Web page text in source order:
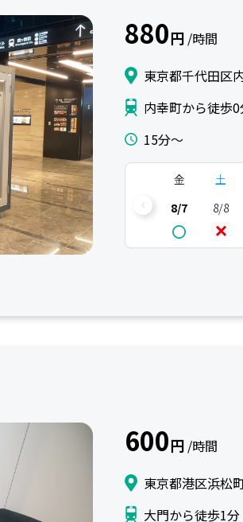
880円 /時間
東京都千代田区
内幸町から徒歩
15分〜
金
8/7
土
8/8
600円 /時間
東京都港区浜松
大門から徒歩1分